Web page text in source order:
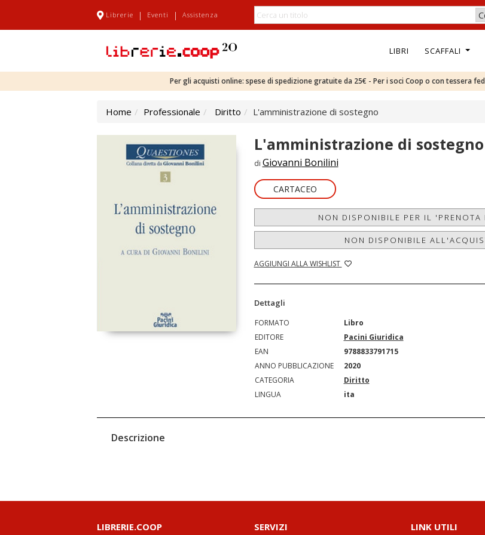
Librerie | Eventi | Assistenza
LIBRI SCAFFALI
Per gli acquisti online: spese di spedizione gratuite da 25€ - Per i soci Coop o con tessera
Home Professionale Diritto L'amministrazione di sostegno
L'amministrazione di sostegno
di Giovanni Bonilini
CARTACEO
NON DISPONIBILE PER IL 'PRENOTA
NON DISPONIBILE
AGGIUNGI ALLA WISHLIST
Dettagli
FORMATO
Libro
EDITORE
Pacini Giuridica
EAN
9788833791715
ANNO PUBBLICAZIONE
2020
CATEGORIA
Diritto
LINGUA
ita
Descrizione
LIBRERIE.COOP SERVIZI LINK UTILI